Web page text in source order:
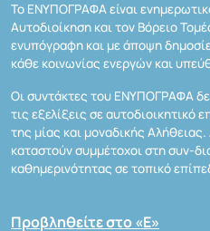
Το ΕΝΥΠΟΓΡΑΦΑ είναι
Αυτοδιοίκηση και τον Βόρειο
ενυπόγραφη και με άποψη
κάθε κοινωνίας ενεργών και
Οι συντάκτες του ΕΝΥΠΟΓΡΑΦΑ
τις εξελίξεις σε αυτοδιοικητικό
της μίας και μοναδικής
καταστούν συμμέτοχοι στη συν-
καθημερινότητας σε τοπικό
Προβληθείτε στο «Ε»